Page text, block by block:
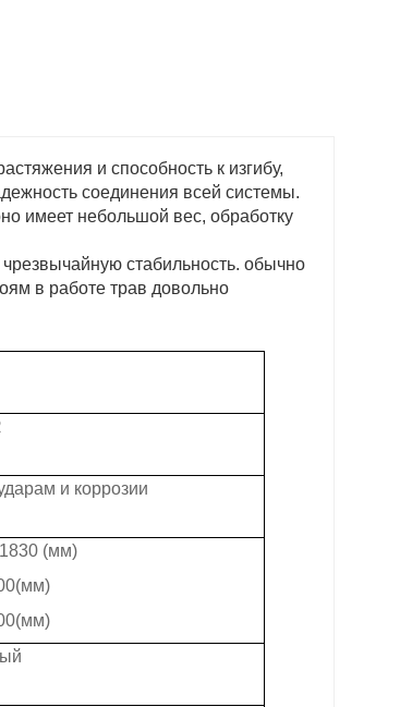
и способность к изгибу,
соединения всей системы.
имеет небольшой вес, обработку
стабильность. обычно
в работе трав довольно
и коррозии
(мм)